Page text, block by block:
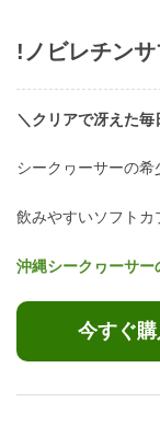
!ノビレチン
＼クリアで冴えた毎
シークヮーサーの希
飲みやすいソフトカ
沖縄シークヮーサー
今すぐ